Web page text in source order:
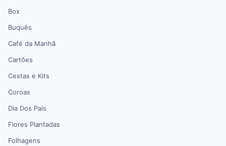
Box
Buquês
Café da Manhã
Cartões
Cestas e Kits
Coroas
Dia Dos Pais
Flores Plantadas
Folhagens